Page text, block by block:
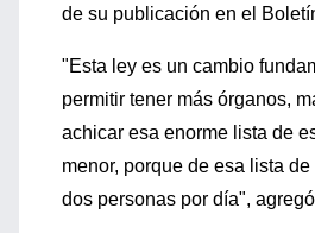
de su publicación en el
"Esta ley es un cambio
permitir tener más órganos,
achicar esa enorme lista de
menor, porque de esa lista
dos personas por día",